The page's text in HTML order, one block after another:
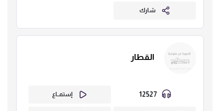
شارك
القطار
إستمــاع